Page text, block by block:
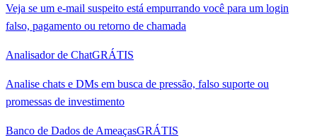
Veja se um e-mail suspeito está empurrando você para um login
falso, pagamento ou retorno de chamada
Analisador de ChatGRÁTIS
Analise chats e DMs em busca de pressão, falso suporte ou
promessas de investimento
Banco de Dados de AmeaçasGRÁTIS